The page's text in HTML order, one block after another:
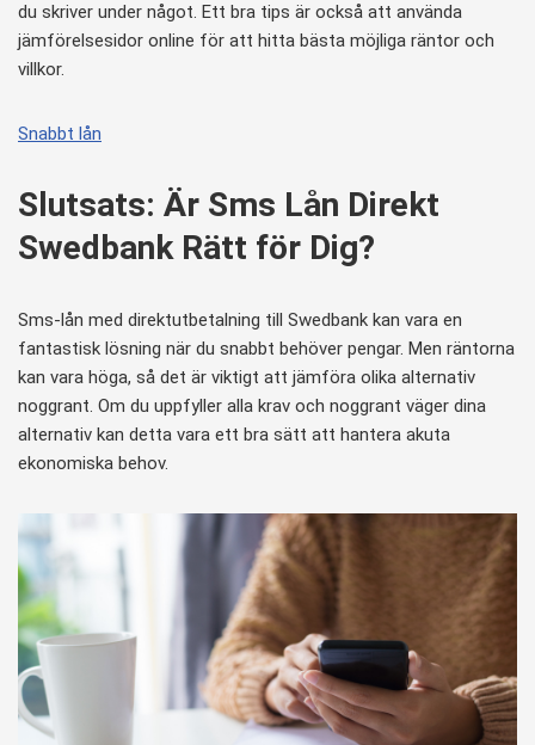
du skriver under något. Ett bra tips är också att använda
jämförelsesidor online för att hitta bästa möjliga räntor och
villkor.
Snabbt lån
Slutsats: Är Sms Lån Direkt
Swedbank Rätt för Dig?
Sms-lån med direktutbetalning till Swedbank kan vara en
fantastisk lösning när du snabbt behöver pengar. Men räntorna
kan vara höga, så det är viktigt att jämföra olika alternativ
noggrant. Om du uppfyller alla krav och noggrant väger dina
alternativ kan detta vara ett bra sätt att hantera akuta
ekonomiska behov.